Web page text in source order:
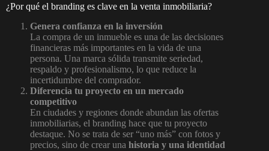
¿Por qué el branding es clave en la venta inmobiliaria?
Genera confianza en la inversión
La compra de un inmueble es una de las decisiones
financieras más importantes en la vida de una
persona. Una marca sólida transmite seriedad,
respaldo y profesionalismo, lo que reduce la
incertidumbre del comprador.
Diferencia tu proyecto en un mercado
competitivo
En ciudades y regiones donde abundan las ofertas
inmobiliarias, el branding hace que tu proyecto
destaque. No se trata de ser “uno más” con fotos y
precios, sino de crear una historia y una identidad